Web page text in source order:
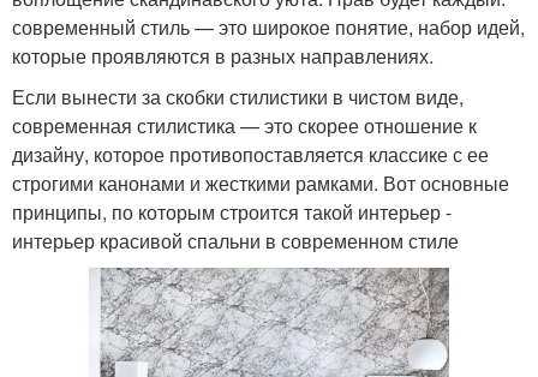
современный стиль — это широкое понятие, набор идей,
которые проявляются в разных направлениях.
Если вынести за скобки стилистики в чистом виде,
современная стилистика — это скорее отношение к
дизайну, которое противопоставляется классике с ее
строгими канонами и жесткими рамками. Вот основные
принципы, по которым строится такой интерьер -
интерьер красивой спальни в современном стиле